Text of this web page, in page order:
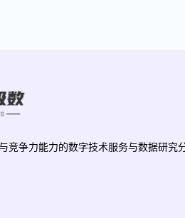
竞争力能力的数字技术服务与数据研究